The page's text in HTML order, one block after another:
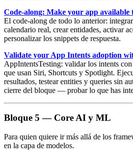
Code-along: Make your app available
El code-along de todo lo anterior: integrar
calendario real, crear entidades, activar
personalizar los snippets de respuesta.
Validate your App Intents adoption
AppIntentsTesting: validar los intents
que usan Siri, Shortcuts y Spotlight.
resultados, testear entities y queries sin
cierre del bloque — probar lo que has
Bloque 5 — Core AI y ML
Para quien quiere ir más allá de los
en la capa de modelos.